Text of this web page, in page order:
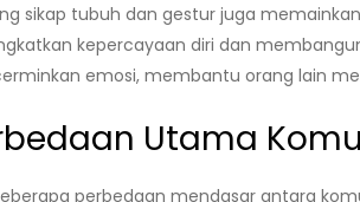
sikap tubuh dan gestur juga
kepercayaan diri dan
emosi, membantu orang lain
Utama
perbedaan mendasar antara